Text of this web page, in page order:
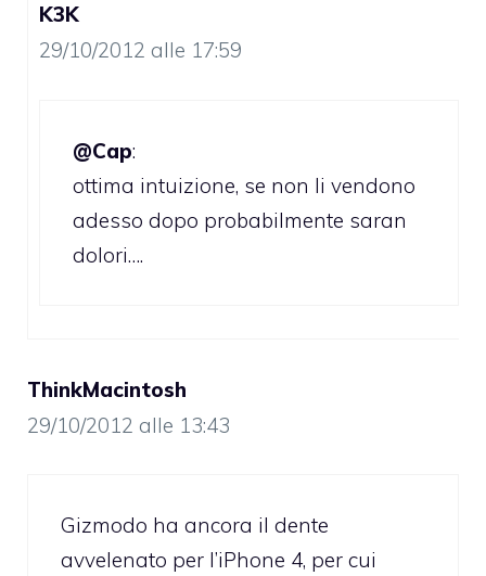
K3K
29/10/2012 alle 17:59
@Cap:
ottima intuizione, se non li vendono
adesso dopo probabilmente saran
dolori….
ThinkMacintosh
29/10/2012 alle 13:43
Gizmodo ha ancora il dente
avvelenato per l’iPhone 4, per cui